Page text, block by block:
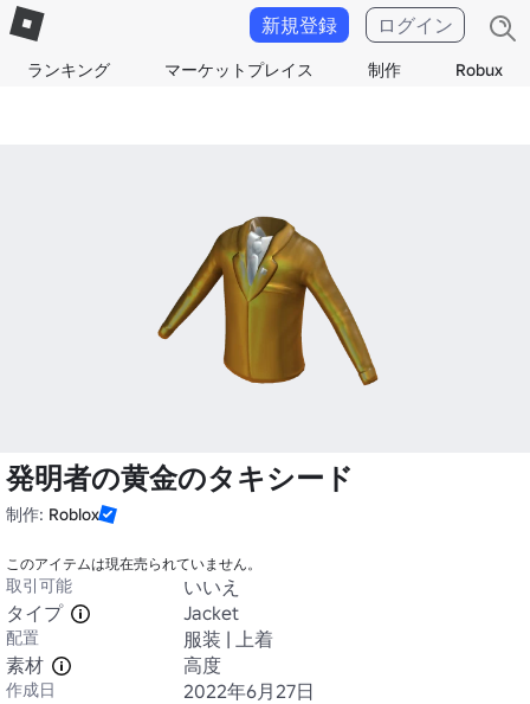
ランキング マーケットプレイス 制作 Robux
新規登録 ログイン
発明者の黄金のタキシード
制作: Roblox
このアイテムは現在売られていません。
取引可能
いいえ
タイプ
Jacket
配置
服装 | 上着
素材
高度
作成日 2022年6月27日